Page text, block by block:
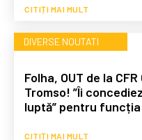
CITIȚI MAI MULT
DIVERSE NOUTATI
Folha, OUT de la
Tromso! ”Îi
luptă” pentru
CITIȚI MAI MULT